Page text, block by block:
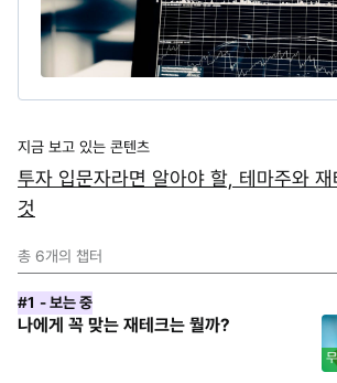
지금 보고 있는 콘텐츠
투자 입문자라면 알아야 할, 테마주와
것
총 6개의 챕터
#1 - 보는 중
나에게 꼭 맞는 재테크는 뭘까?